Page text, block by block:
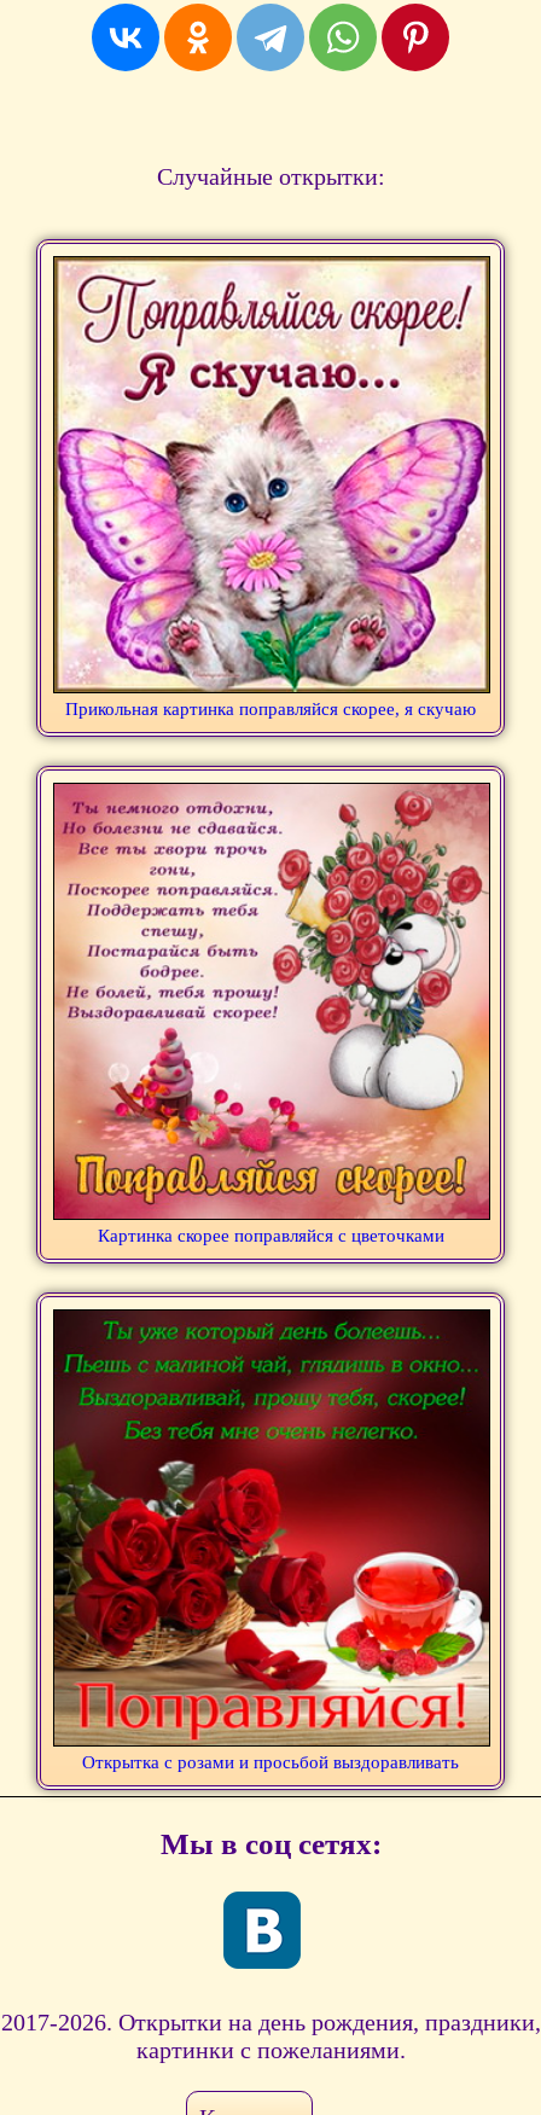
Случайные открытки:
Прикольная картинка поправляйся скорее, я скучаю
Картинка скорее поправляйся с цветочками
Открытка с розами и просьбой выздоравливать
Мы в соц сетях:
2017-2026. Открытки на день рождения, праздники,
картинки с пожеланиями.